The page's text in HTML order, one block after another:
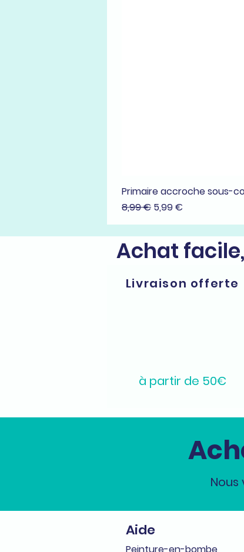
Primaire accroche sous-
Prix original
8,99 € Prix promotionnel
5,99 €
Achat
à partir de 50€
Livraison offerte
Nous
Aide